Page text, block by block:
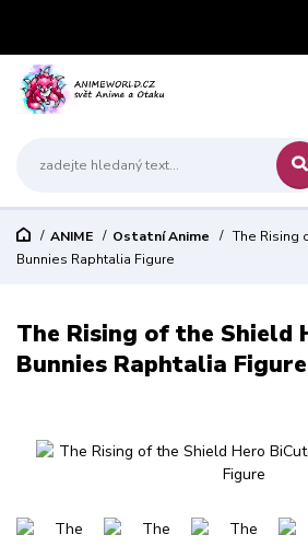
ANIME Ostatní Anime
The Rising
Bunnies Raphtalia Figure
The Rising of the Shield
Bunnies Raphtalia Figure